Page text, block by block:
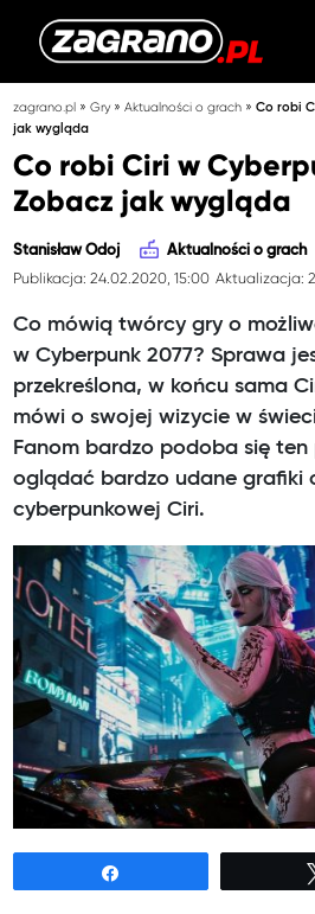
zagrano.pl »Gry»Aktualności o grach »Co robi
jak wygląda
Co robi Ciri w
Zobacz jak wygląda
Stanisław Odoj Aktualności o grach
Publikacja: 24.02.2020, 15:00 Aktualizacja:
Co mówią twórcy gry o
w Cyberpunk 2077? Sprawa
przekreślona, w końcu sama
mówi o swojej wizycie w
Fanom bardzo podoba się ten
oglądać bardzo udane grafiki
cyberpunkowej Ciri.